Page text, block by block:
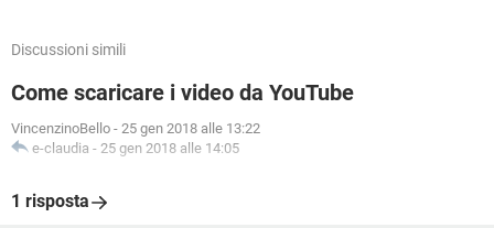
Discussioni simili
Come scaricare i video da YouTube
VincenzinoBello - 25 gen 2018 alle 13:22
e-claudia - 25 gen 2018 alle 14:05
1 risposta